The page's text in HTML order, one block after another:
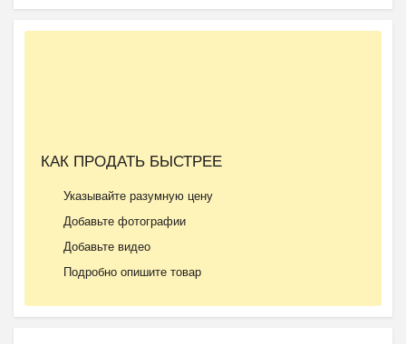
КАК ПРОДАТЬ БЫСТРЕЕ
Указывайте разумную цену
Добавьте фотографии
Добавьте видео
Подробно опишите товар